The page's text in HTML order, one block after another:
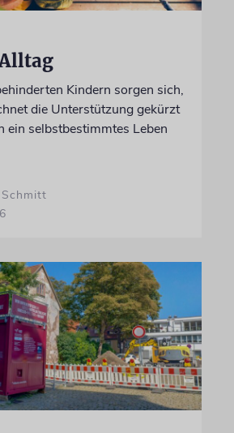
Kindern sorgen sich,
die Unterstützung gekürzt
ein selbstbestimmtes Leben